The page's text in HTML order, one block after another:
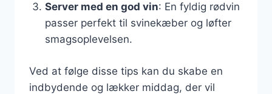
Server med en god vin: En fyldig rødvin
passer perfekt til svinekæber og løfter
smagsoplevelsen.
Ved at følge disse tips kan du skabe en
indbydende og lækker middag, der vil